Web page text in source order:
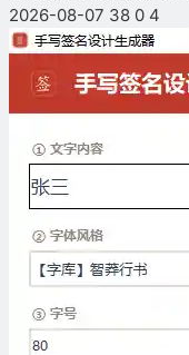
2026-08-07 38 0 4